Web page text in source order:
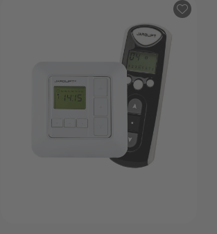
Actionneurs et capteurs pour
maison connectée